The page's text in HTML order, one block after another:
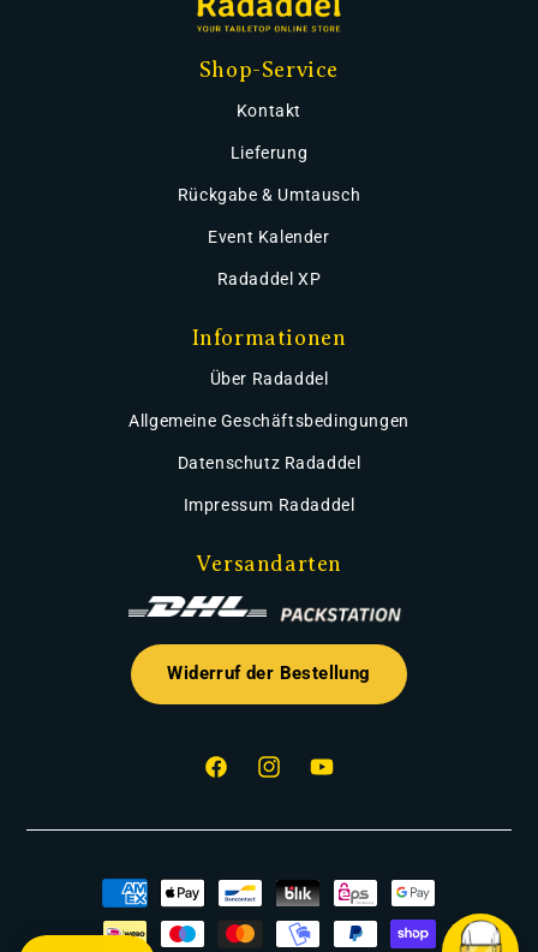
Shop-Service
Kontakt
Lieferung
Rückgabe & Umtausch
Event Kalender
Radaddel XP
Informationen
Über Radaddel
Allgemeine Geschäftsbedingungen
Datenschutz Radaddel
Impressum Radaddel
Versandarten
Widerruf der Bestellung
FacebookInstagramYouTube
Zahlungsmethoden